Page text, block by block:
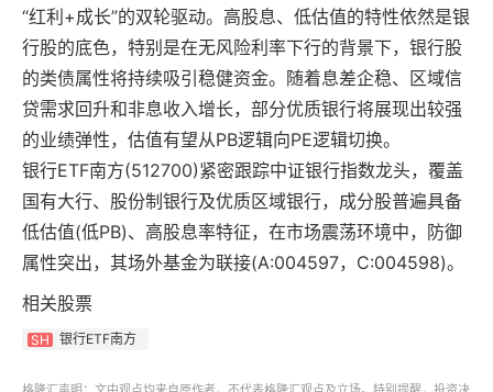
“红利+成长”的双轮驱动。高股息、低估值的特性依然是银
行股的底色，特别是在无风险利率下行的背景下，银行股
的类债属性将持续吸引稳健资金。随着息差企稳、区域信
贷需求回升和非息收入增长，部分优质银行将展现出较强
的业绩弹性，估值有望从PB逻辑向PE逻辑切换。
银行ETF南方(512700)紧密跟踪中证银行指数龙头，覆盖
国有大行、股份制银行及优质区域银行，成分股普遍具备
低估值(低PB)、高股息率特征，在市场震荡环境中，防御
属性突出，其场外基金为联接(A:004597，C:004598)。
相关股票
SH 银行ETF南方